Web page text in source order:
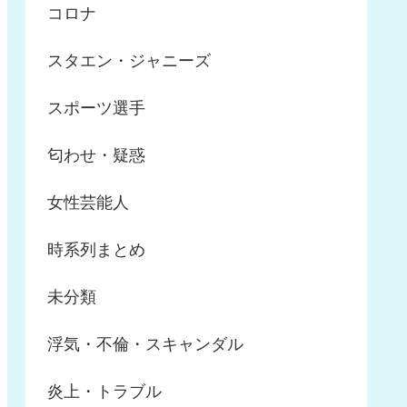
コロナ
スタエン・ジャニーズ
スポーツ選手
匂わせ・疑惑
女性芸能人
時系列まとめ
未分類
浮気・不倫・スキャンダル
炎上・トラブル